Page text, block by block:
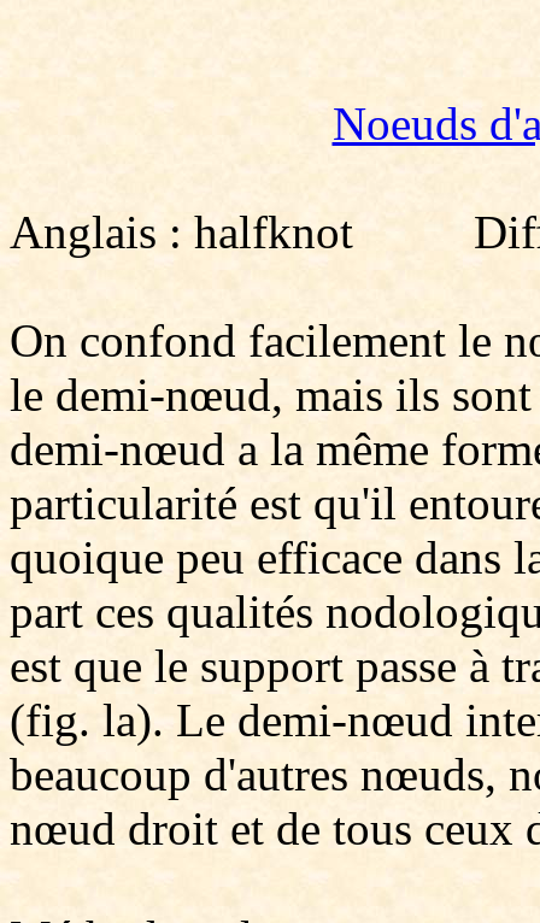
Noeuds
Anglais : halfknot
On confond facilement le
le demi-nœud, mais ils
demi-nœud a la même
particularité est qu'il
quoique peu efficace dans
part ces qualités
est que le support passe à
(fig. la). Le demi-nœud
beaucoup d'autres nœuds,
nœud droit et de tous ceux